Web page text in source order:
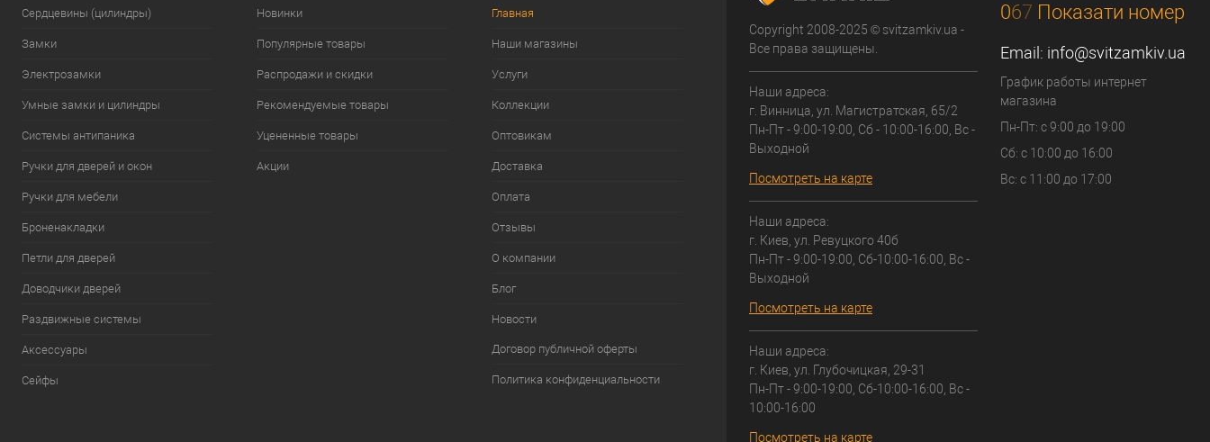
Сердцевины (цилиндры)
Замки
Электрозамки
Умные замки и цилиндры
Системы антипаника
Ручки для дверей и окон
Ручки для мебели
Броненакладки
Петли для дверей
Доводчики дверей
Раздвижные системы
Аксессуары
Сейфы
Новинки
Популярные товары
Распродажи и скидки
Рекомендуемые товары
Уцененные товары
Акции
Главная
Наши магазины
Услуги
Коллекции
Оптовикам
Доставка
Оплата
Отзывы
О компании
Блог
Новости
Договор публичной оферты
Политика конфиденциальности
Copyright 2008-2025 © svitzamkiv.ua -
Все права защищены.
Наши адреса:
г. Винница, ул. Магистратская, 65/2
Пн-Пт - 9:00-19:00, Сб - 10:00-16:00, Вс -
Выходной
Посмотреть на карте
Наши адреса:
г. Киев, ул. Ревуцкого 40б
Пн-Пт - 9:00-19:00, Сб-10:00-16:00, Вс -
Выходной
Посмотреть на карте
Наши адреса:
г. Киев, ул. Глубочицкая, 29-31
Пн-Пт - 9:00-19:00, Сб-10:00-16:00, Вс -
10:00-16:00
Посмотреть на карте
067 Показати номер
Email: info@svitzamkiv.ua
График работы интернет
магазина
Пн-Пт: с 9:00 до 19:00
Сб: с 10:00 до 16:00
Вс: с 11:00 до 17:00